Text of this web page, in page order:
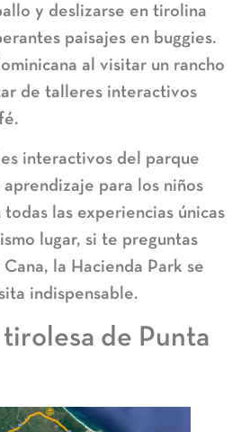
y deslizarse en tirolina
paisajes en buggies.
al visitar un rancho
de talleres interactivos
interactivos del parque
para los niños
todas las experiencias únicas
lugar, si te preguntas
la Hacienda Park se
indispensable.
tirolesa de Punta